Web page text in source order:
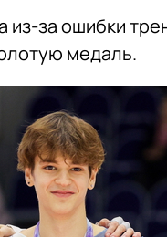
из-за ошибки
медаль.